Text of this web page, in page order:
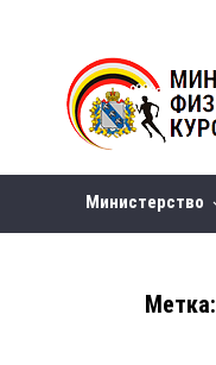
Министерство
Метка: